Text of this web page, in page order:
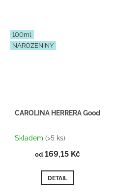
F025
100ml
NAROZENINY
CAROLINA HERRERA Good
hodnocení
je
z
5
Skladem (>5 ks)
od 169,15 Kč
DETAIL